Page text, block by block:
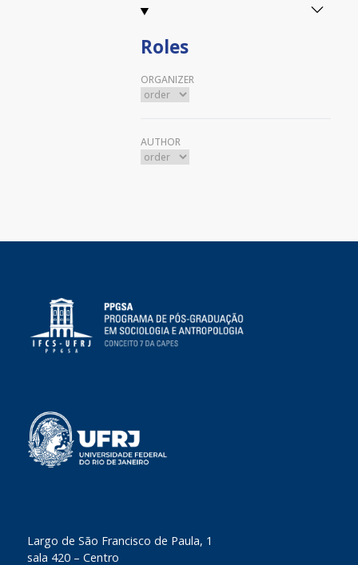
Roles
ORGANIZER
AUTHOR
​Largo de São Francisco de Paula, 1
sala 420 – Centro